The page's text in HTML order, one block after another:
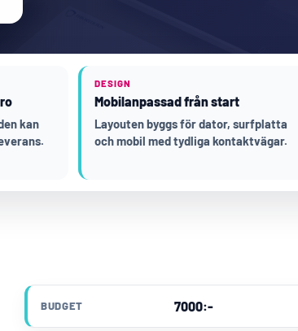
kan
DESIGN
Mobilanpassad från start
Layouten byggs för dator, surfplatta
och mobil med tydliga kontaktvägar.
BUDGET 7000:-